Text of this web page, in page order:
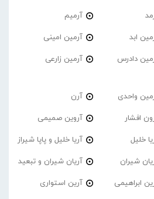
آرمیم
ابد آرمین امینی
دادرس آرمین زارعی
واحدی آرن
افشار آروین صمیمی
خلیل آریا خلیل و پاپا شیراز
شیران آریان شیران و تبعید
ابراهیمی آرین استواری